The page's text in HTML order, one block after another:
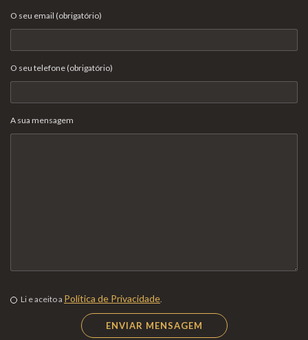
O seu email (obrigatório)
O seu telefone (obrigatório)
A sua mensagem
Li e aceito a Política de Privacidade.